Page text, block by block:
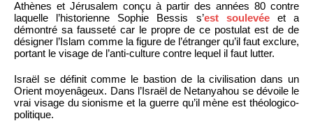
Athènes et Jérusalem conçu à partir des années 80 contre
laquelle l’historienne Sophie Bessis s’est soulevéeet a
démontré sa fausseté car le propre de ce postulat est de de
désigner l’Islam comme la figure de l’étranger qu’il faut exclure,
portant le visage de l’anti-culture contre lequel il faut lutter.
Israël se définit comme le bastion de la civilisation dans un
Orient moyenâgeux. Dans l’Israël de Netanyahou se dévoile le
vrai visage du sionisme et la guerre qu’il mène est théologico-
politique.